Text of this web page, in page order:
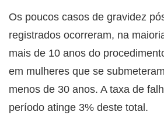
Os poucos casos de gravidez
registrados ocorreram, na
mais de 10 anos do
em mulheres que se
menos de 30 anos. A taxa de
período atinge 3% deste total.